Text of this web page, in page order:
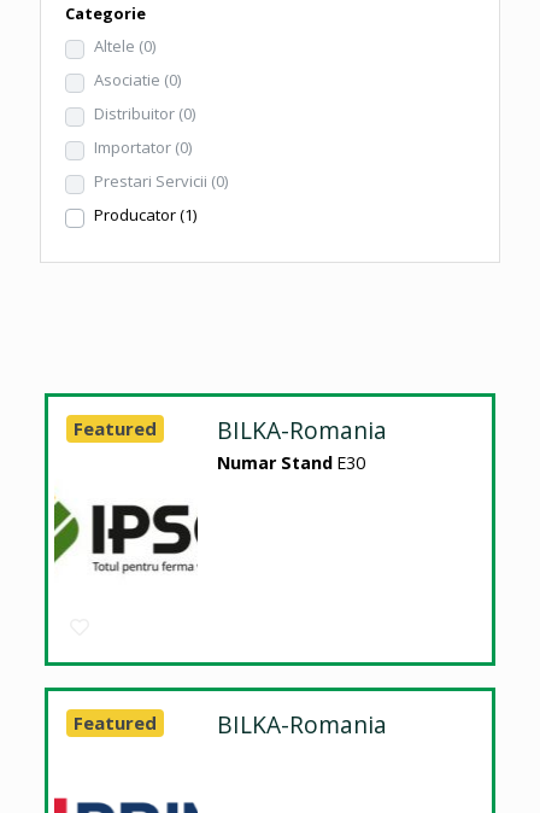
Categorie
Altele (0)
Asociatie (0)
Distribuitor (0)
Importator (0)
Prestari Servicii (0)
Producator(1)
BILKA-Romania
Numar Stand E30
Featured
BILKA-Romania
Featured